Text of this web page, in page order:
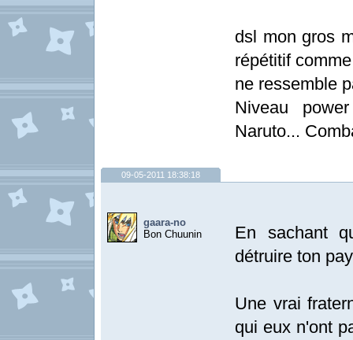
dsl mon gros
répétitif
ne ressemble
Niveau
Naruto...
09-05-2011 18:38:18
gaara-no
Bon Chuunin
En sachant
détruire ton
Une vrai
qui eux n'ont